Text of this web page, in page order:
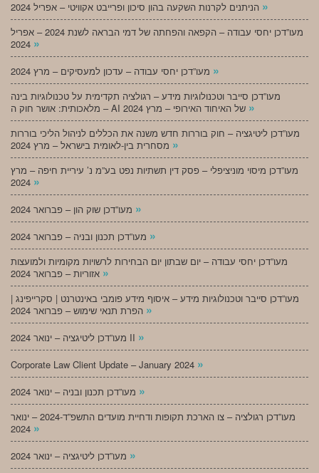
»
מעו”דכן יחסי עבודה – הקפאה והפחתה של דמי הבראה לשנת 2024 – אפריל
»
»
מעו”דכן סייבר וטכנולוגיות מידע – רגולציה תקדימית על טכנולוגיות בינה
»
מעו”דכן ליטיגציה – חוק בוררות חדש משנה את הכללים לניהול הליכי בוררות
»
מעו”דכן מיסוי מוניציפלי – פסק דין תשתיות נפט בע”מ נ’ עיריית חיפה – מרץ
»
»
»
מעו”דכן יחסי עבודה – יום שבתון יום הבחירות לרשויות מקומיות ולמועצות
»
מעו”דכן סייבר וטכנולוגיות מידע – איסוף מידע פומבי באינטרנט | סקרייפינג |
»
מעו”דכן ליטיגציה – ינואר 2024 II »
Corporate Law Client Update – January 2024 »
»
מעו”דכן רגולציה – צו הארכת תקופות ודחיית מועדים התשפ”ד-2024 – ינואר
»
»